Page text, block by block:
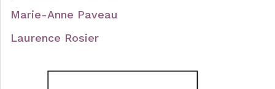
Marie-Anne Paveau
Laurence Rosier